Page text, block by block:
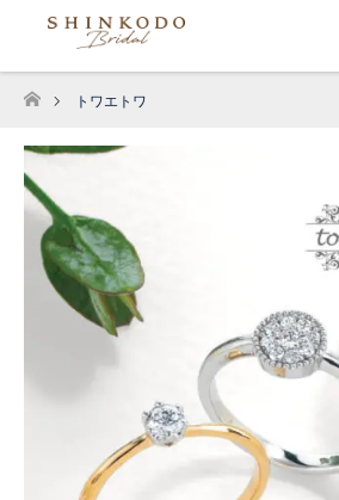
ホーム
トワエトワ